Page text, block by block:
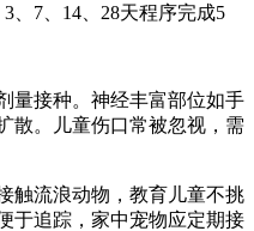
、7、14、28天程序完成5
量接种。神经丰富部位如手
散。儿童伤口常被忽视，需
触流浪动物，教育儿童不挑
于追踪，家中宠物应定期接